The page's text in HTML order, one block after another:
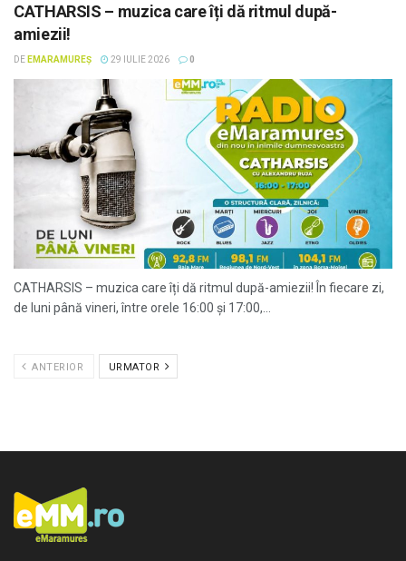
CATHARSIS – muzica care îți dă ritmul după-
amiezii!
DE EMARAMUREȘ 29 IULIE 2026 0
CATHARSIS – muzica care îți dă ritmul după-amiezii! În fiecare zi,
de luni până vineri, între orele 16:00 și 17:00,...
ANTERIOR URMATOR